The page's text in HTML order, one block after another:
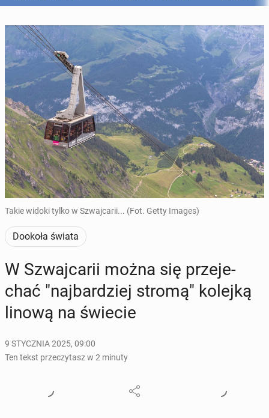
Takie widoki tylko w Szwajcarii... (Fot. Getty Images)
Dookoła świata
W Szwaj­ca­rii można się prze­je­
chać "naj­bar­dziej stromą" kolejką
linową na świecie
9 STYCZNIA 2025, 09:00
Ten tekst przeczytasz w 2 minuty